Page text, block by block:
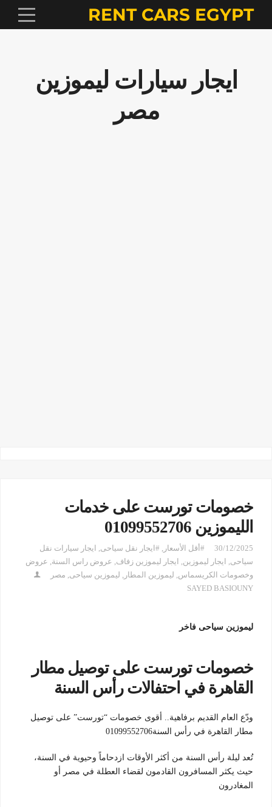
RENT CARS EGYPT
ايجار سيارات ليموزين
مصر
خصومات تورست على خدمات
الليموزين 01099552706
30/12/2025 #أقل الأسعار , #ايجار نقل سياحى, ايجار سيارات نقل
سياحى, ايجار ليموزين, ايجار ليموزين زفاف, عروض راس السنة, عروض
وخصومات الكريسماس, ليموزين المطار , ليموزين سياحى, مصر
SAYED BASIOUNY
ليموزين سياحى فاخر
خصومات تورست على توصيل مطار
القاهرة في احتفالات رأس السنة
ودّع العام القديم برفاهية.. أقوى خصومات “تورست” على توصيل
مطار القاهرة في رأس السنة01099552706
تُعد ليلة رأس السنة من أكثر الأوقات ازدحاماً وحيوية في السنة،
حيث يكثر المسافرون القادمون لقضاء العطلة في مصر أو
المغادرون